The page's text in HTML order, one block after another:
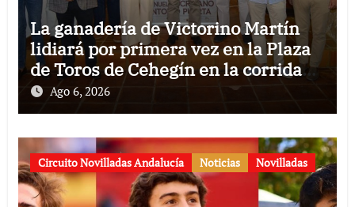
La ganadería de Victorino Martín
lidiará por primera vez en la Plaza
de Toros de Cehegín en la corrida
conmemorativa de su 125
aniversario
Ago 6, 2026
Circuito Novilladas Andalucía Noticias Novilladas